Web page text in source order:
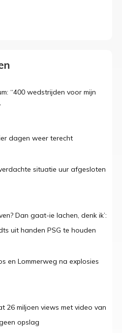
“400 wedstrijden voor mijn
dagen weer terecht
situatie uur afgesloten
Dan gaat-ie lachen, denk ik’:
uit handen PSG te houden
en Lommerweg na explosies
26 miljoen views met video van
opslag